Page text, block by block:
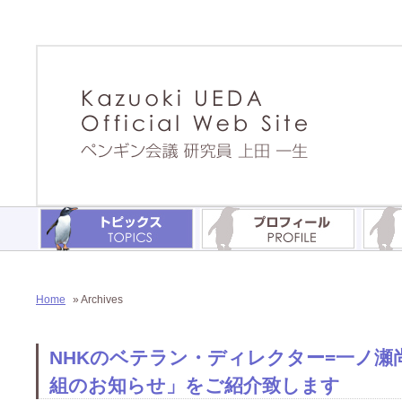
Home » Archives
NHKのベテラン・ディレクター=一ノ
組のお知らせ」をご紹介致します